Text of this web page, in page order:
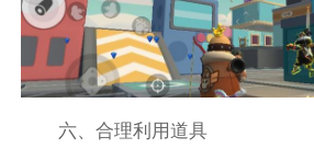
六、合理利用道具